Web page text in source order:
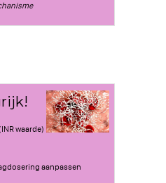
waarde)
aanpassen